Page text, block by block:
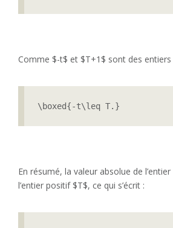
Comme $-t$ et $T+1$ sont des
\boxed{-t\leq T.}
En résumé, la valeur absolue de
l’entier positif $T$, ce qui s’écrit :